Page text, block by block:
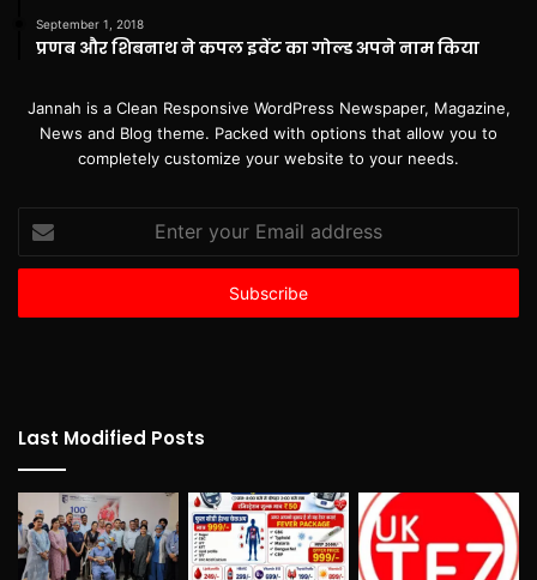
September 1, 2018
प्रणब और शिबनाथ ने कपल इवेंट का गोल्ड अपने नाम किया
Jannah is a Clean Responsive WordPress Newspaper, Magazine,
News and Blog theme. Packed with options that allow you to
completely customize your website to your needs.
your
Email
Last Modified Posts